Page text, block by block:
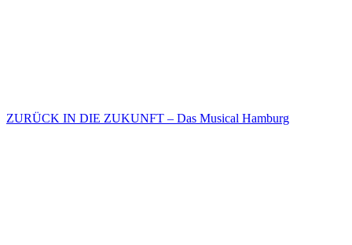
ZURÜCK IN DIE ZUKUNFT – Das Musical Hamburg